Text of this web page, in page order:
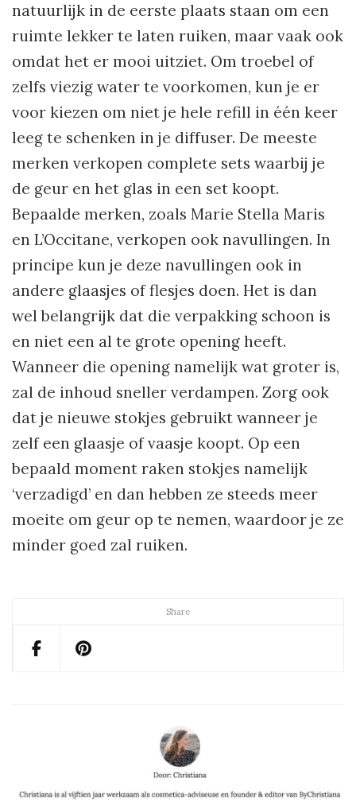
Share
natuurlijk in de eerste plaats staan om een
ruimte lekker te laten ruiken, maar vaak ook
omdat het er mooi uitziet. Om troebel of
zelfs viezig water te voorkomen, kun je er
voor kiezen om niet je hele refill in één keer
leeg te schenken in je diffuser. De meeste
merken verkopen complete sets waarbij je
de geur en het glas in een set koopt.
Bepaalde merken, zoals Marie Stella Maris
en L’Occitane, verkopen ook navullingen. In
principe kun je deze navullingen ook in
andere glaasjes of flesjes doen. Het is dan
wel belangrijk dat die verpakking schoon is
en niet een al te grote opening heeft.
Wanneer die opening namelijk wat groter is,
zal de inhoud sneller verdampen. Zorg ook
dat je nieuwe stokjes gebruikt wanneer je
zelf een glaasje of vaasje koopt. Op een
bepaald moment raken stokjes namelijk
‘verzadigd’ en dan hebben ze steeds meer
moeite om geur op te nemen, waardoor je ze
minder goed zal ruiken.